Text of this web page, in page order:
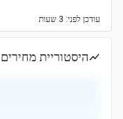
עודכן לפני: 3 שעות
היסטוריית מחירים